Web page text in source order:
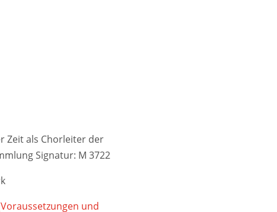
Zeit als Chorleiter der
Signatur: M 3722
und